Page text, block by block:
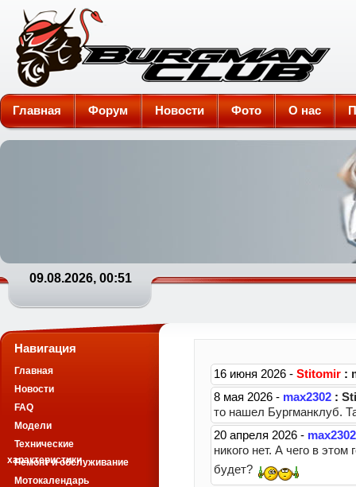
Burgman-Club
Главная Форум Новости Фото О нас
09.08.2026, 00:51
Навигация
Главная
Новости
FAQ
Модели
Технические
характеристики
Ремонт и обслуживание
Мотокалендарь